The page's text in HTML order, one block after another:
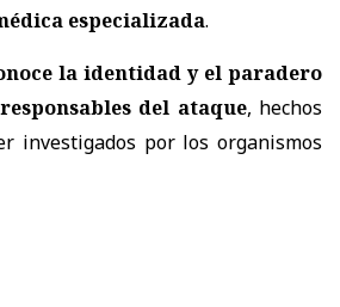
especializada.
la identidad y el paradero
del ataque, hechos
investigados por los organismos